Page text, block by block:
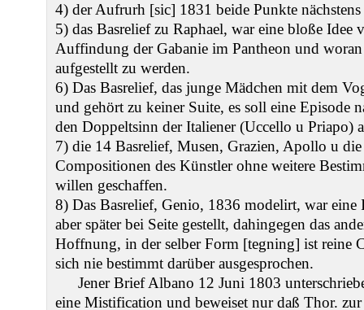
4) der Aufrurh [sic] 1831 beide Punkte nächstens
5) das Basrelief zu Raphael, war eine bloße Idee
Auffindung der Gabanie im Pantheon und
aufgestellt zu werden.
6) Das Basrelief, das junge Mädchen mit dem
und gehört zu keiner Suite, es soll eine Episode
den Doppeltsinn der Italiener (Uccello u Priapo)
7) die 14 Basrelief, Musen, Grazien, Apollo u
Compositionen des Künstler ohne weitere
willen geschaffen.
8) Das Basrelief, Genio, 1836 modelirt, war eine
aber später bei Seite gestellt, dahingegen das
Hoffnung, in der selber Form [tegning] ist reine
sich nie bestimmt darüber ausgesprochen.
Jener Brief Albano 12 Juni 1803
eine Mistification und beweiset nur daß Thor.